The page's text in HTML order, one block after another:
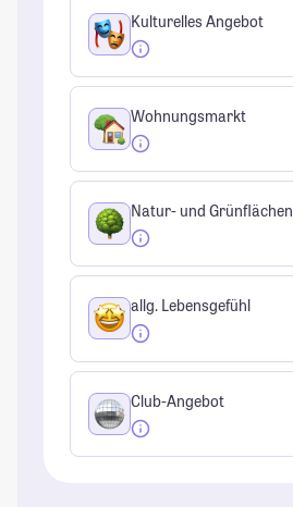
Kulturelles Angebot
Wohnungsmarkt
Natur- und Grünflächen
allg. Lebensgefühl
Club-Angebot